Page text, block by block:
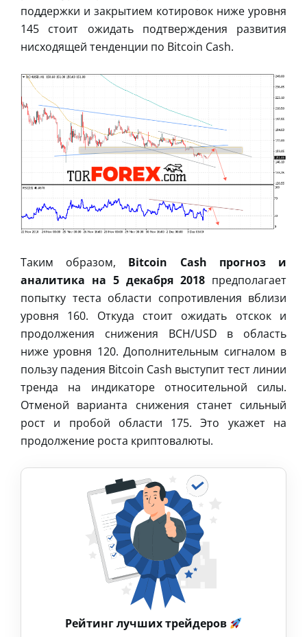
поддержки и закрытием котировок ниже уровня
145 стоит ожидать подтверждения развития
нисходящей тенденции по Bitcoin Cash.
Таким образом, Bitcoin Cash прогноз и
аналитика на 5 декабря 2018 предполагает
попытку теста области сопротивления вблизи
уровня 160. Откуда стоит ожидать отскок и
продолжения снижения BCH/USD в область
ниже уровня 120. Дополнительным сигналом в
пользу падения Bitcoin Cash выступит тест линии
тренда на индикаторе относительной силы.
Отменой варианта снижения станет сильный
рост и пробой области 175. Это укажет на
продолжение роста криптовалюты.
Рейтинг лучших трейдеров